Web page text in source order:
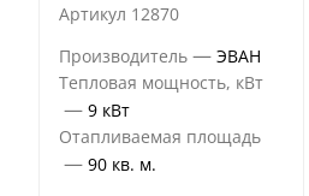
Артикул 12870
Производитель — ЭВАН
Тепловая мощность, кВт
— 9 кВт
Отапливаемая площадь
— 90 кв. м.